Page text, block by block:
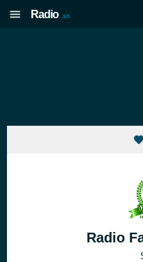
Radio .sn
Radio